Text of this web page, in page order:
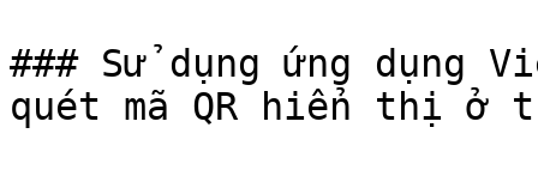
### Sử dụng ứng dụng
quét mã QR hiển thị ở